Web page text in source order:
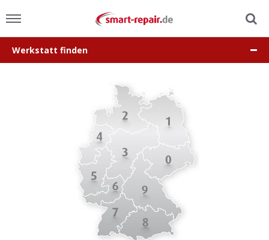
Werkstatt finden